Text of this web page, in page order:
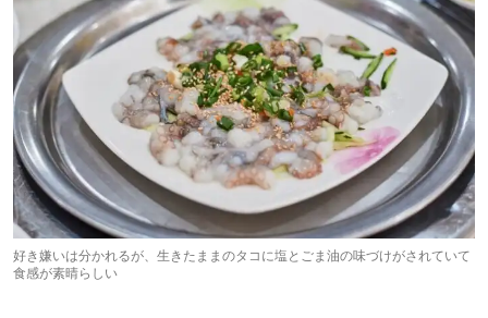
好き嫌いは分かれるが、生きたままのタコに塩とごま油の味づけがされていて
食感が素晴らしい